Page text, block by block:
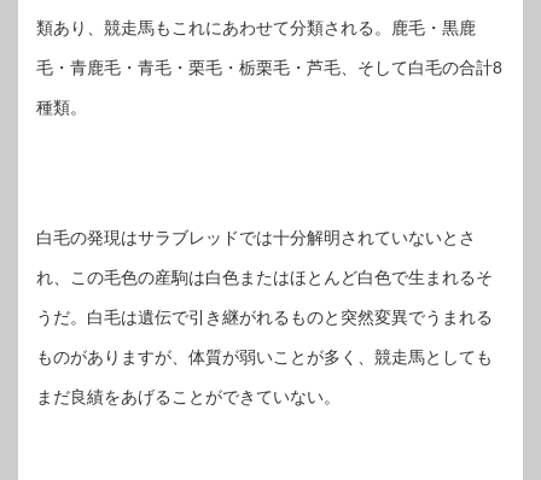
類あり、競走馬もこれにあわせて分類される。鹿毛・黒鹿
毛・青鹿毛・青毛・栗毛・栃栗毛・芦毛、そして白毛の合計8
種類。
白毛の発現はサラブレッドでは十分解明されていないとさ
れ、この毛色の産駒は白色またはほとんど白色で生まれるそ
うだ。白毛は遺伝で引き継がれるものと突然変異でうまれる
ものがありますが、体質が弱いことが多く、競走馬としても
まだ良績をあげることができていない。